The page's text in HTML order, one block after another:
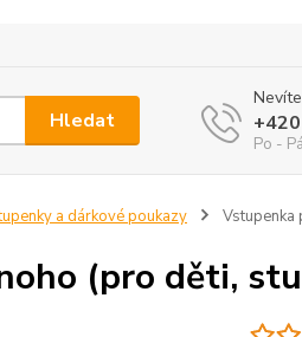
Hledat
Po -
a dárkové poukazy Vstupenka
(pro děti,